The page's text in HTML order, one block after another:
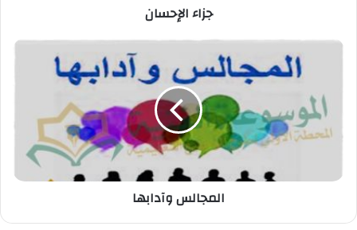
جزاء الإحسان
المجالس وآدابها